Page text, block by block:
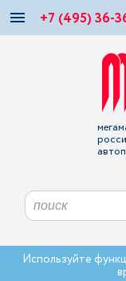
+7 (495) 36-
Используйте